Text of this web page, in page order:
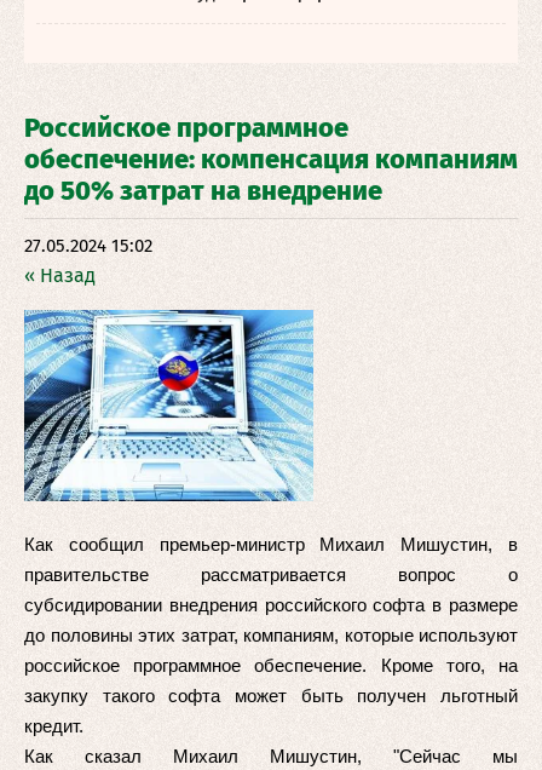
Российское программное
обеспечение: компенсация компаниям
до 50% затрат на внедрение
27.05.2024 15:02
« Назад
Как сообщил премьер-министр Михаил Мишустин, в
правительстве рассматривается вопрос о
субсидировании внедрения российского софта в размере
до половины этих затрат, компаниям, которые используют
российское программное обеспечение. Кроме того, на
закупку такого софта может быть получен льготный
кредит.
Как сказал Михаил Мишустин, "Сейчас мы